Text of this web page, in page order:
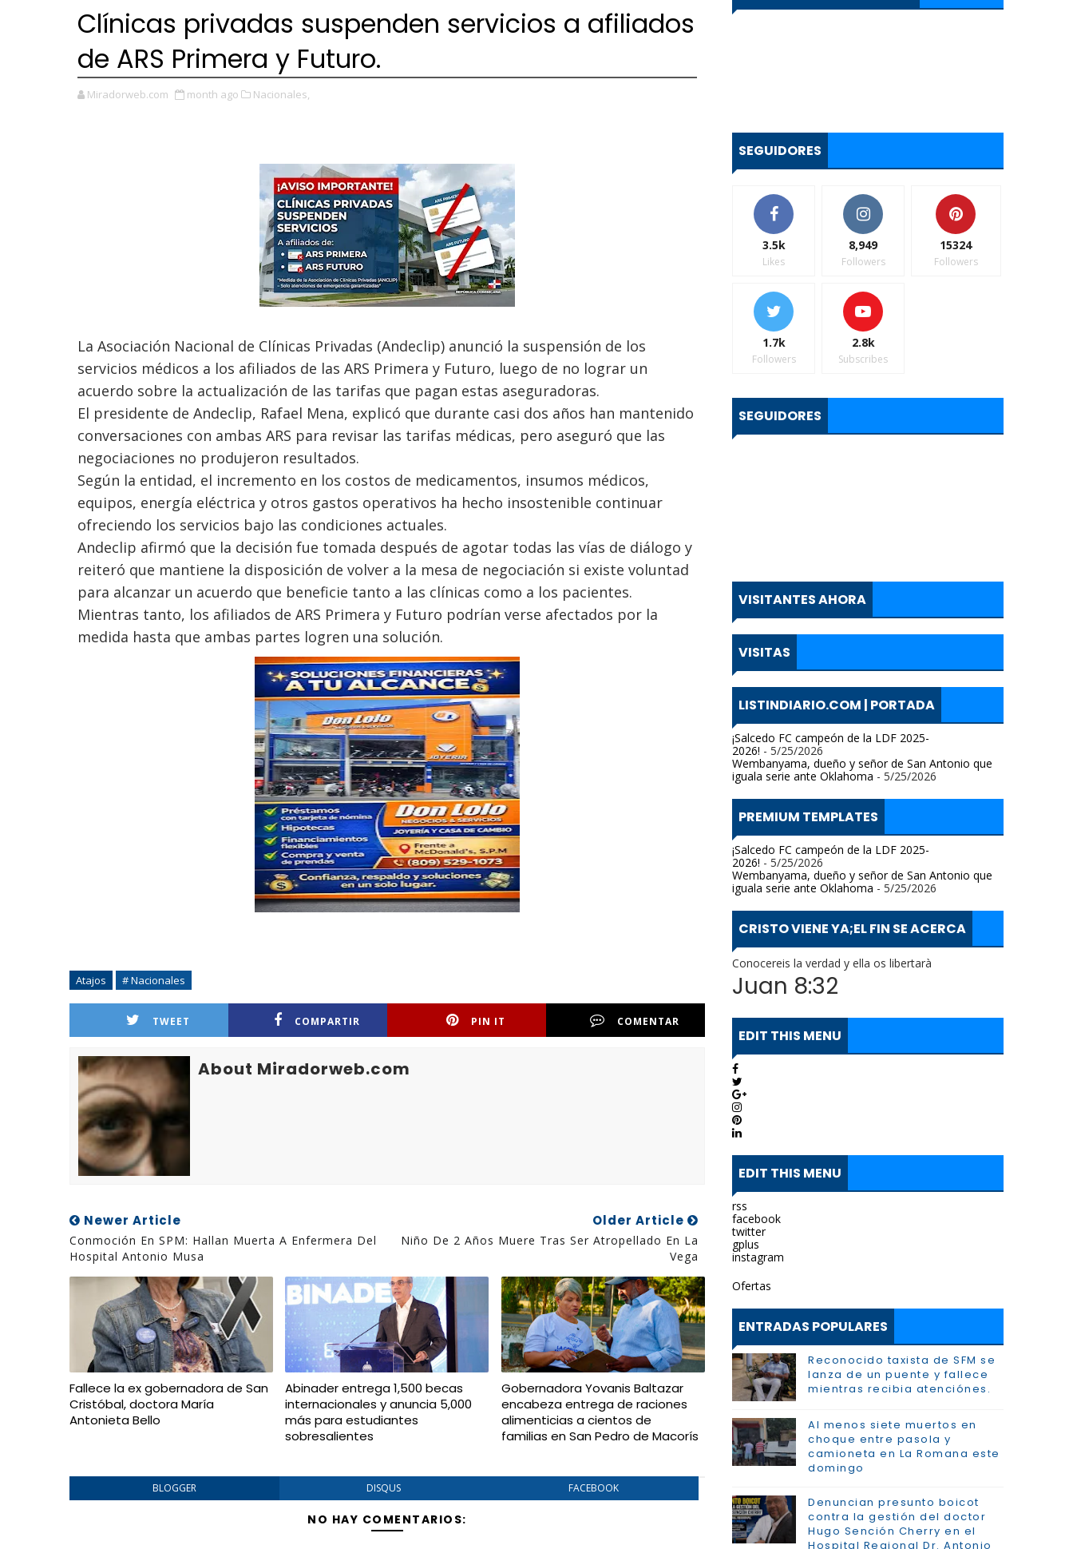
Clínicas privadas suspenden servicios a afiliados
de ARS Primera y Futuro.
Miradorweb.com month ago Nacionales,
La Asociación Nacional de Clínicas Privadas (Andeclip) anunció la suspensión de los
servicios médicos a los afiliados de las ARS Primera y Futuro, luego de no lograr un
acuerdo sobre la actualización de las tarifas que pagan estas aseguradoras.
El presidente de Andeclip, Rafael Mena, explicó que durante casi dos años han mantenido
conversaciones con ambas ARS para revisar las tarifas médicas, pero aseguró que las
negociaciones no produjeron resultados.
Según la entidad, el incremento en los costos de medicamentos, insumos médicos,
equipos, energía eléctrica y otros gastos operativos ha hecho insostenible continuar
ofreciendo los servicios bajo las condiciones actuales.
Andeclip afirmó que la decisión fue tomada después de agotar todas las vías de diálogo y
reiteró que mantiene la disposición de volver a la mesa de negociación si existe voluntad
para alcanzar un acuerdo que beneficie tanto a las clínicas como a los pacientes.
Mientras tanto, los afiliados de ARS Primera y Futuro podrían verse afectados por la
medida hasta que ambas partes logren una solución.
Atajos # Nacionales
TWEET COMPARTIR PIN IT COMENTAR
About Miradorweb.com
Newer Article
Conmoción En SPM: Hallan Muerta A Enfermera Del
Hospital Antonio Musa
Older Article
Niño De 2 Años Muere Tras Ser Atropellado En La
Vega
Fallece la ex gobernadora de San
Cristóbal, doctora María
Antonieta Bello
Abinader entrega 1,500 becas
internacionales y anuncia 5,000
más para estudiantes
sobresalientes
Gobernadora Yovanis Baltazar
encabeza entrega de raciones
alimenticias a cientos de
familias en San Pedro de Macorís
BLOGGER DISQUS FACEBOOK
NO HAY COMENTARIOS:
SEGUIDORES
3.5k
Likes
8,949
Followers
15324
Followers
1.7k
Followers
2.8k
Subscribes
SEGUIDORES
VISITANTES AHORA
VISITAS
LISTINDIARIO.COM | PORTADA
¡Salcedo FC campeón de la LDF 2025-
2026! - 5/25/2026
Wembanyama, dueño y señor de San Antonio que
iguala serie ante Oklahoma - 5/25/2026
PREMIUM TEMPLATES
¡Salcedo FC campeón de la LDF 2025-
2026! - 5/25/2026
Wembanyama, dueño y señor de San Antonio que
iguala serie ante Oklahoma - 5/25/2026
CRISTO VIENE YA;EL FIN SE ACERCA
Conocereis la verdad y ella os libertarà
Juan 8:32
EDIT THIS MENU
EDIT THIS MENU
rss
facebook
twitter
gplus
instagram
Ofertas
ENTRADAS POPULARES
Reconocido taxista de SFM se
lanza de un puente y fallece
mientras recibia atenciónes.
Al menos siete muertos en
choque entre pasola y
camioneta en La Romana este
domingo
Denuncian presunto boicot
contra la gestión del doctor
Hugo Sención Cherry en el
Hospital Regional Dr. Antonio